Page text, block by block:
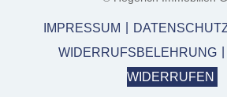
IMPRESSUM
WIDERRUFSBELEHRUNG
WIDERRUFEN